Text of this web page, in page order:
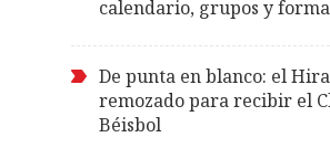
calendario, grupos y
De punta en blanco: el
remozado para recibir el
Béisbol